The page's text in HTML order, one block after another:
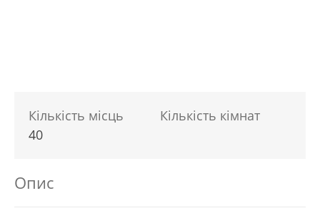
Кількість місць
40
Кількість кімнат
Опис